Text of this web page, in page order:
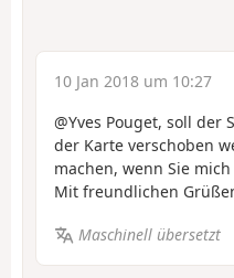
10 Jan 2018 um 10:27
@Yves Pouget, soll der
der Karte verschoben
machen, wenn Sie
Mit freundlichen
Maschinell übersetzt